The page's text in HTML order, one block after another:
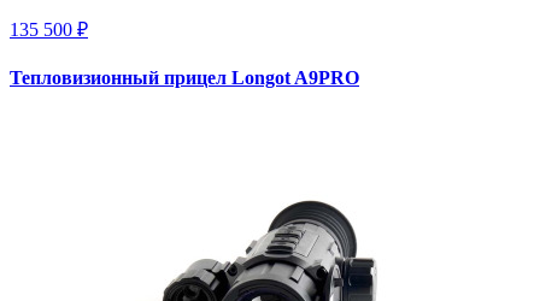
135 500 ₽
Тепловизионный прицел Longot A9PRO